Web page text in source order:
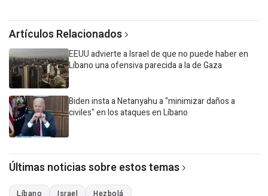
Artículos Relacionados
EEUU advierte a Israel de que no puede haber en
Líbano una ofensiva parecida a la de Gaza
Biden insta a Netanyahu a "minimizar daños a
civiles" en los ataques en Líbano
Últimas noticias sobre estos temas
Líbano Israel Hezbolá